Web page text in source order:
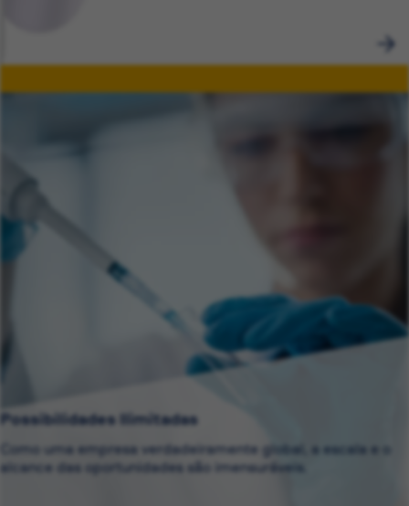
Possibilidades Ilimitadas
Como uma empresa verdadeiramente global, a escala e o
alcance das oportunidades são imensuráveis.